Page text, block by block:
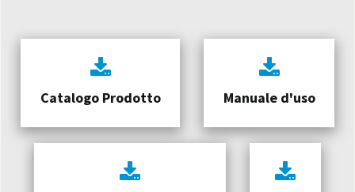
Catalogo Prodotto Manuale d'uso